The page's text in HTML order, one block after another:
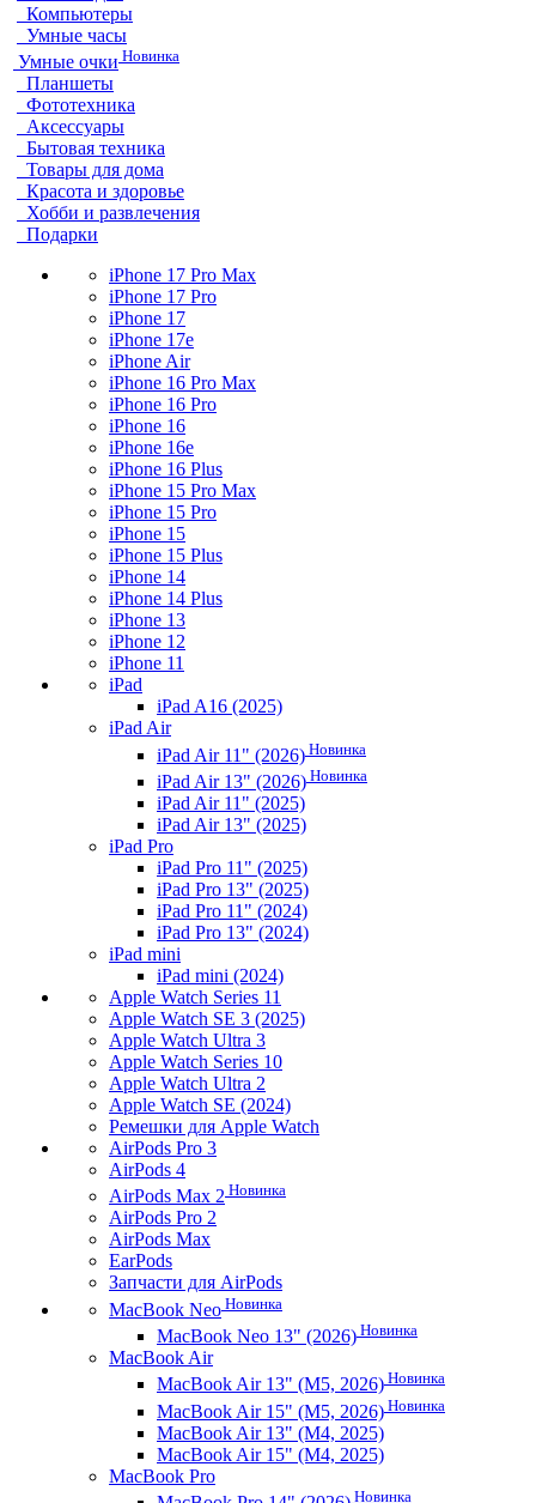
Компьютеры
Умные часы
Умные очки Новинка
Планшеты
Фототехника
Аксессуары
Бытовая техника
Товары для дома
Красота и здоровье
Хобби и развлечения
Подарки
iPhone 17 Pro Max
iPhone 17 Pro
iPhone 17
iPhone 17e
iPhone Air
iPhone 16 Pro Max
iPhone 16 Pro
iPhone 16
iPhone 16e
iPhone 16 Plus
iPhone 15 Pro Max
iPhone 15 Pro
iPhone 15
iPhone 15 Plus
iPhone 14
iPhone 14 Plus
iPhone 13
iPhone 12
iPhone 11
iPad
iPad A16 (2025)
iPad Air
iPad Air 11" (2026) Новинка
iPad Air 13" (2026) Новинка
iPad Air 11" (2025)
iPad Air 13" (2025)
iPad Pro
iPad Pro 11" (2025)
iPad Pro 13" (2025)
iPad Pro 11" (2024)
iPad Pro 13" (2024)
iPad mini
iPad mini (2024)
Apple Watch Series 11
Apple Watch SE 3 (2025)
Apple Watch Ultra 3
Apple Watch Series 10
Apple Watch Ultra 2
Apple Watch SE (2024)
Ремешки для Apple Watch
AirPods Pro 3
AirPods 4
AirPods Max 2 Новинка
AirPods Pro 2
AirPods Max
EarPods
Запчасти для AirPods
MacBook Neo Новинка
MacBook Neo 13" (2026) Новинка
MacBook Air
MacBook Air 13" (M5, 2026) Новинка
MacBook Air 15" (M5, 2026) Новинка
MacBook Air 13" (M4, 2025)
MacBook Air 15" (M4, 2025)
MacBook Pro
Новинка